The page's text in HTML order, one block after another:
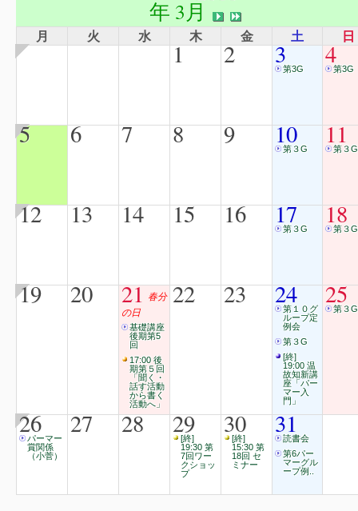
年 3月
月 火 水 木 金 土 日
1 2 3第3G 4第3G
5 6 7 8 9 10
第３G 11
第３G
12 13 14 15 16 17
第３G 18
第３G
19 20 21 春分
の日
基礎講座
後期第5
回
17:00 後
期第５回
「聞く・
話す活動
から書く
活動へ」
22 23 24
第１０グ
ループ定
例会
第３G
[終]
19:00 温
故知新講
座「パー
マー入
門」
25
第３G
26
パーマー
賞関係
（小菅）
27 28 29
[終]
19:30 第
7回ワー
クショッ
プ
30
[終]
15:30 第
18回 セ
ミナー
31
読書会
第6パー
マーグル
ープ例..